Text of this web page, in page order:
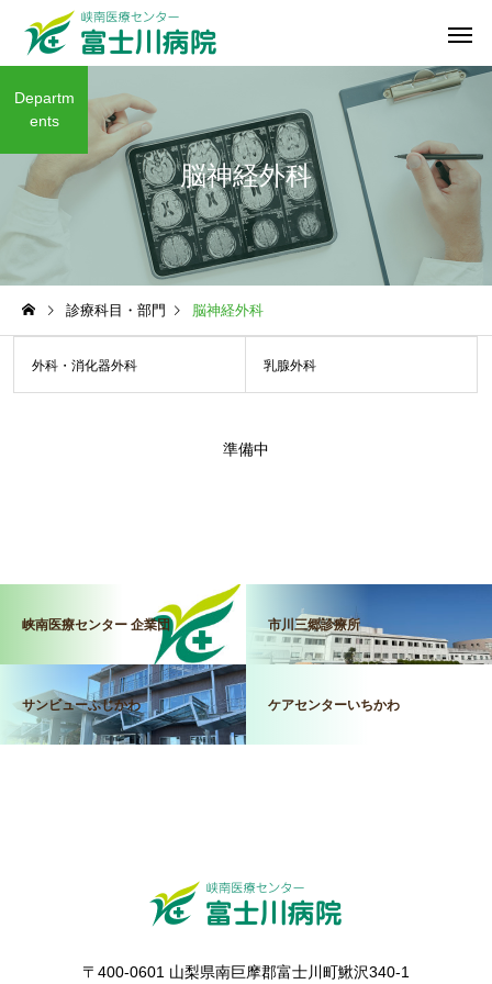
脳神経外科
Departm
ents
診療科目・部門 脳神経外科
外科・消化器外科 乳腺外科
準備中
峡南医療センター 企業団 市川三郷診療所
サンビューふじかわ ケアセンターいちかわ
〒400-0601 山梨県南巨摩郡富士川町鰍沢340-1